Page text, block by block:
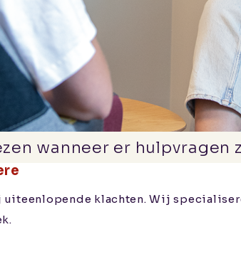
wanneer er
klachten. Wij